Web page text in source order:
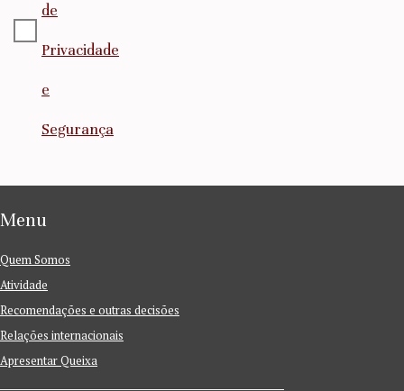
de
Privacidade
e
Segurança
Menu
Quem Somos
Atividade
Recomendações e outras decisões
Relações internacionais
Apresentar Queixa